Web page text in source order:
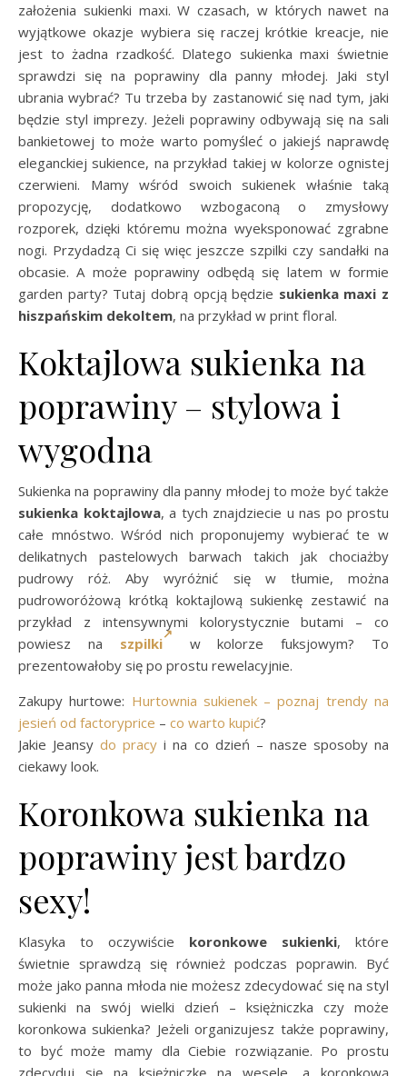
założenia sukienki maxi. W czasach, w których nawet na
wyjątkowe okazje wybiera się raczej krótkie kreacje, nie
jest to żadna rzadkość. Dlatego sukienka maxi świetnie
sprawdzi się na poprawiny dla panny młodej. Jaki styl
ubrania wybrać? Tu trzeba by zastanowić się nad tym, jaki
będzie styl imprezy. Jeżeli poprawiny odbywają się na sali
bankietowej to może warto pomyśleć o jakiejś naprawdę
eleganckiej sukience, na przykład takiej w kolorze ognistej
czerwieni. Mamy wśród swoich sukienek właśnie taką
propozycję, dodatkowo wzbogaconą o zmysłowy
rozporek, dzięki któremu można wyeksponować zgrabne
nogi. Przydadzą Ci się więc jeszcze szpilki czy sandałki na
obcasie. A może poprawiny odbędą się latem w formie
garden party? Tutaj dobrą opcją będzie sukienka maxi z
hiszpańskim dekoltem, na przykład w print floral.
Koktajlowa sukienka na
poprawiny – stylowa i
wygodna
Sukienka na poprawiny dla panny młodej to może być także
sukienka koktajlowa, a tych znajdziecie u nas po prostu
całe mnóstwo. Wśród nich proponujemy wybierać te w
delikatnych pastelowych barwach takich jak chociażby
pudrowy róż. Aby wyróżnić się w tłumie, można
pudroworóżową krótką koktajlową sukienkę zestawić na
przykład z intensywnymi kolorystycznie butami – co
powiesz na szpilki
w kolorze fuksjowym? To
prezentowałoby się po prostu rewelacyjnie.
Zakupy hurtowe: Hurtownia sukienek – poznaj trendy na
jesień od factoryprice – co warto kupić?
Jakie Jeansydo pracy i na co dzień – nasze sposoby na
ciekawy look.
Koronkowa sukienka na
poprawiny jest bardzo
sexy!
Klasyka to oczywiście koronkowe sukienki, które
świetnie sprawdzą się również podczas poprawin. Być
może jako panna młoda nie możesz zdecydować się na styl
sukienki na swój wielki dzień – księżniczka czy może
koronkowa sukienka? Jeżeli organizujesz także poprawiny,
to być może mamy dla Ciebie rozwiązanie. Po prostu
zdecyduj się na księżniczkę na wesele, a koronkową